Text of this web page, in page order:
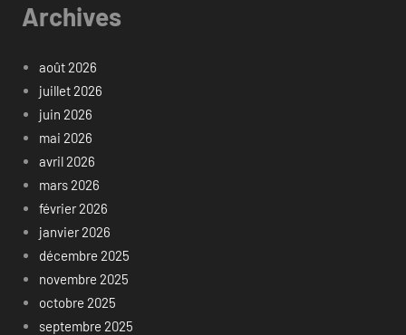
Archives
août 2026
juillet 2026
juin 2026
mai 2026
avril 2026
mars 2026
février 2026
janvier 2026
décembre 2025
novembre 2025
octobre 2025
septembre 2025